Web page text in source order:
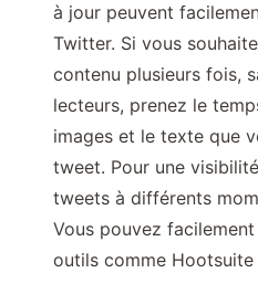
à jour peuvent
Twitter. Si vous
contenu plusieurs fois,
lecteurs, prenez le
images et le texte que
tweet. Pour une
tweets à différents
Vous pouvez
outils comme Hootsuite